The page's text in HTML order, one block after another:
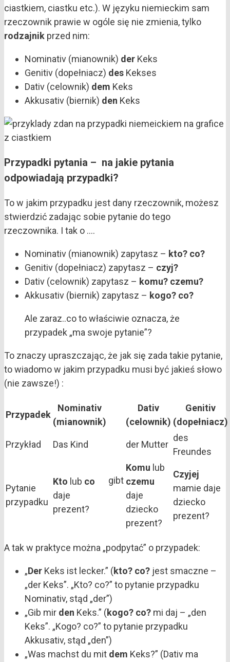
ciastkiem, ciastku etc.). W języku niemieckim sam
rzeczownik prawie w ogóle się nie zmienia, tylko
rodzajnik przed nim:
Nominativ (mianownik) der Keks
Genitiv (dopełniacz) des Kekses
Dativ (celownik) dem Keks
Akkusativ (biernik) den Keks
Przypadki pytania – na jakie pytania
odpowiadają przypadki?
To w jakim przypadku jest dany rzeczownik, możesz
stwierdzić zadając sobie pytanie do tego
rzeczownika. I tak o ….
Nominativ (mianownik) zapytasz – kto? co?
Genitiv (dopełniacz) zapytasz – czyj?
Dativ (celownik) zapytasz – komu? czemu?
Akkusativ (biernik) zapytasz – kogo? co?
Ale zaraz..co to właściwie oznacza, że
przypadek „ma swoje pytanie”?
To znaczy upraszczając, że jak się zada takie pytanie,
to wiadomo w jakim przypadku musi być jakieś słowo
(nie zawsze!) :
Przypadek
Nominativ
(mianownik)
Dativ
(celownik)
Genitiv
(dopełniacz)
Przykład Das Kind
gibt
der Mutter
des
Freundes
Pytanie
przypadku
Kto lub co
daje
prezent?
Komu lub
czemu
daje
dziecko
prezent?
Czyjej
mamie daje
dziecko
prezent?
A tak w praktyce można „podpytać” o przypadek:
„Der Keks ist lecker.” (kto? co? jest smaczne –
„der Keks”. „Kto? co?” to pytanie przypadku
Nominativ, stąd „der”)
„Gib mir den Keks.” (kogo? co? mi daj – „den
Keks”. „Kogo? co?” to pytanie przypadku
Akkusativ, stąd „den”)
„Was machst du mit dem Keks?” (Dativ ma